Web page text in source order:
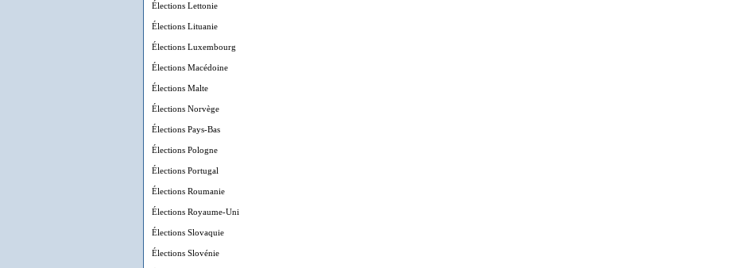
Élections Lettonie
Élections Lituanie
Élections Luxembourg
Élections Macédoine
Élections Malte
Élections Norvège
Élections Pays-Bas
Élections Pologne
Élections Portugal
Élections Roumanie
Élections Royaume-Uni
Élections Slovaquie
Élections Slovénie